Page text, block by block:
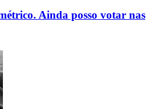
Ainda posso votar nas